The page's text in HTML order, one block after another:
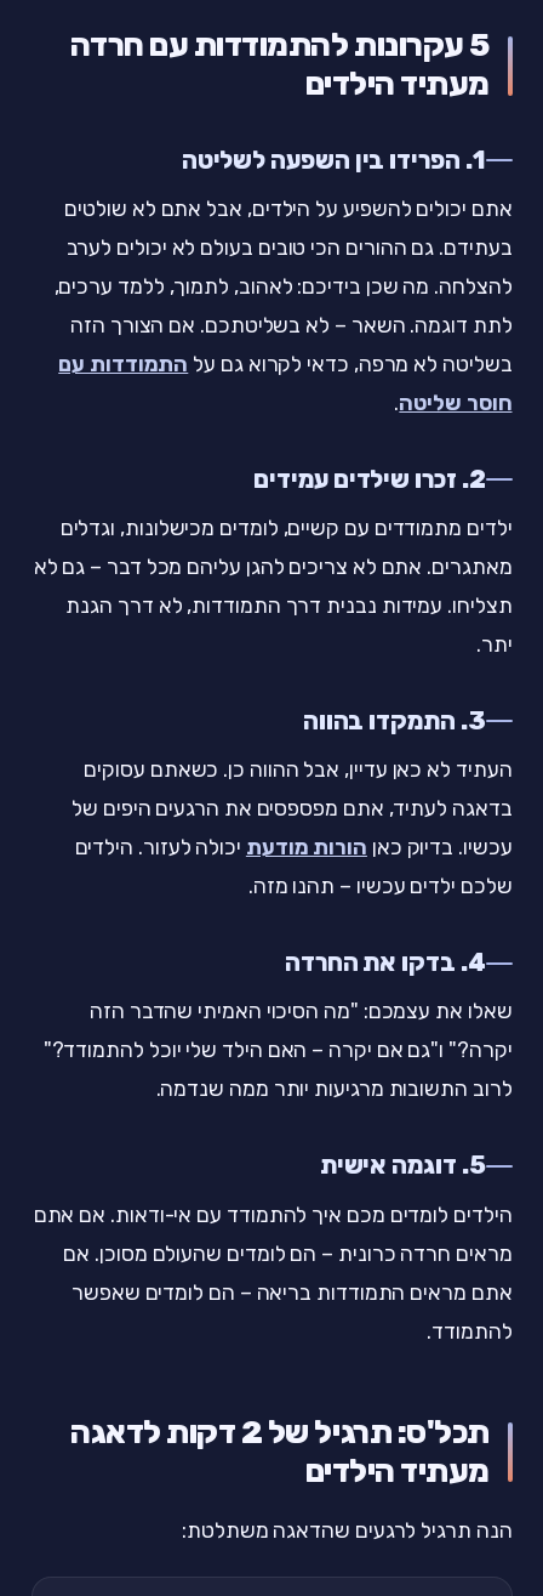
5 עקרונות להתמודדות עם חרדה
מעתיד הילדים
1. הפרידו בין השפעה לשליטה
אתם יכולים להשפיע על הילדים, אבל אתם לא שולטים
בעתידם. גם ההורים הכי טובים בעולם לא יכולים לערב
להצלחה. מה שכן בידיכם: לאהוב, לתמוך, ללמד ערכים,
לתת דוגמה. השאר – לא בשליטתכם. אם הצורך הזה
בשליטה לא מרפה, כדאי לקרוא גם על התמודדות עם
חוסר שליטה.
2. זכרו שילדים עמידים
ילדים מתמודדים עם קשיים, לומדים מכישלונות, וגדלים
מאתגרים. אתם לא צריכים להגן עליהם מכל דבר – גם לא
תצליחו. עמידות נבנית דרך התמודדות, לא דרך הגנת
יתר.
3. התמקדו בהווה
העתיד לא כאן עדיין, אבל ההווה כן. כשאתם עסוקים
בדאגה לעתיד, אתם מפספסים את הרגעים היפים של
עכשיו. בדיוק כאן הורות מודעת יכולה לעזור. הילדים
שלכם ילדים עכשיו – תהנו מזה.
4. בדקו את החרדה
שאלו את עצמכם: "מה הסיכוי האמיתי שהדבר הזה
יקרה?" ו"גם אם יקרה – האם הילד שלי יוכל להתמודד?"
לרוב התשובות מרגיעות יותר ממה שנדמה.
5. דוגמה אישית
הילדים לומדים מכם איך להתמודד עם אי-ודאות. אם אתם
מראים חרדה כרונית – הם לומדים שהעולם מסוכן. אם
אתם מראים התמודדות בריאה – הם לומדים שאפשר
להתמודד.
תכל'ס: תרגיל של 2 דקות לדאגה
מעתיד הילדים
הנה תרגיל לרגעים שהדאגה משתלטת: